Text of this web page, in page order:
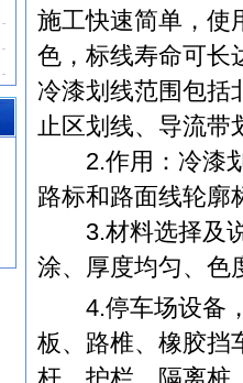
施工快速简单，使
色，标线寿命可长
冷漆划线范围包括
止区划线、导流带
2.作用：冷漆划
路标和路面线轮廓
3.材料选择及说
涂、厚度均匀、色
4.停车场设备，
板、路椎、橡胶挡